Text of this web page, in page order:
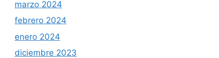
marzo 2024
febrero 2024
enero 2024
diciembre 2023